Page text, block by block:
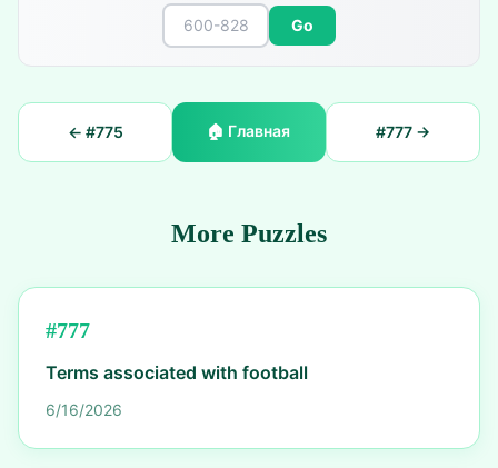
Go
← #775 🏠 Главная #777→
More Puzzles
#777
Terms associated with football
6/16/2026